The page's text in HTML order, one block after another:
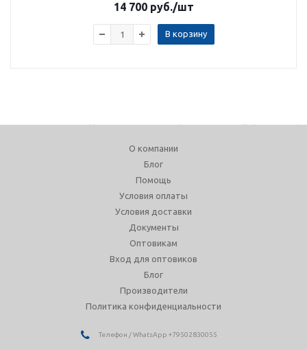
14 700 руб./шт
В корзину
О компании
Блог
Помощь
Условия оплаты
Условия доставки
Документы
Оптовикам
Вход для оптовиков
Блог
Производители
Политика конфиденциальности
Телефон / WhatsApp +79502830055